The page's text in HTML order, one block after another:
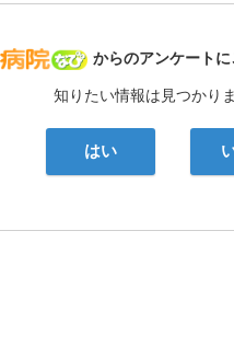
病院なび
からのアンケートに
知りたい情報は見つかり
はい